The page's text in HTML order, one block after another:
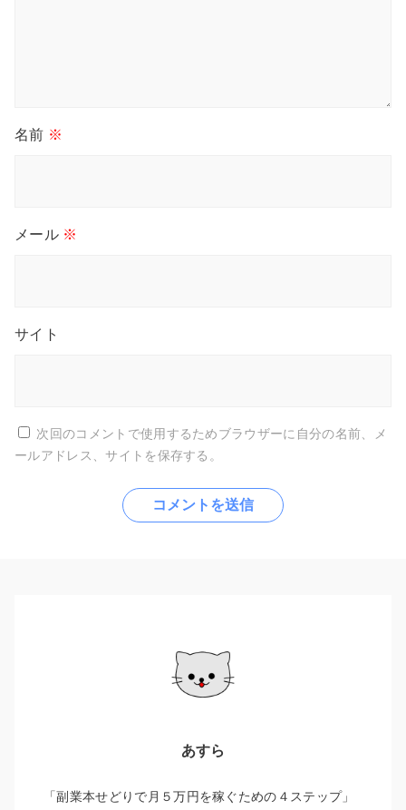
名前 ※
メール ※
サイト
次回のコメントで使用するためブラウザーに自分の名前、メ
ールアドレス、サイトを保存する。
あすら
「副業本せどりで月５万円を稼ぐための４ステップ」